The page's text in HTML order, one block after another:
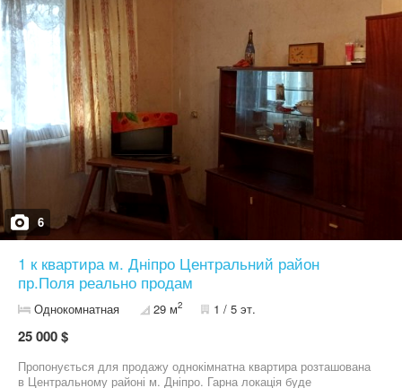
6
1 к квартира м. Дніпро Центральний район
пр.Поля реально продам
Однокомнатная 29 м2 1 / 5 эт.
25 000 $
Пропонується для продажу однокімнатна квартира розташована
в Центральному районі м. Дніпро. Гарна локація буде